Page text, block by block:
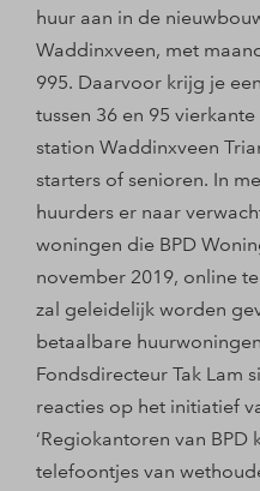
huur aan in de
Waddinxveen, met
995. Daarvoor krijg je
tussen 36 en 95
station Waddinxveen
starters of senioren. In
huurders er naar
woningen die BPD
november 2019, online
zal geleidelijk worden
betaalbare
Fondsdirecteur Tak Lam
reacties op het initiatief
‘Regiokantoren van
telefoontjes van